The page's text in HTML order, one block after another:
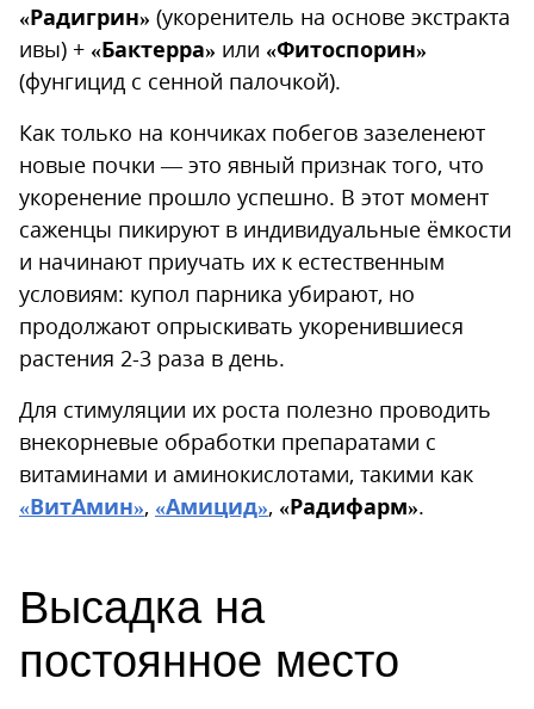
«Радигрин» (укоренитель на основе экстракта
ивы) + «Бактерра» или «Фитоспорин»
(фунгицид с сенной палочкой).
Как только на кончиках побегов зазеленеют
новые почки — это явный признак того, что
укоренение прошло успешно. В этот момент
саженцы пикируют в индивидуальные ёмкости
и начинают приучать их к естественным
условиям: купол парника убирают, но
продолжают опрыскивать укоренившиеся
растения 2-3 раза в день.
Для стимуляции их роста полезно проводить
внекорневые обработки препаратами с
витаминами и аминокислотами, такими как
«ВитАмин», «Амицид», «Радифарм».
Высадка на
постоянное место